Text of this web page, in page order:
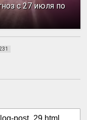
с 27 июля по